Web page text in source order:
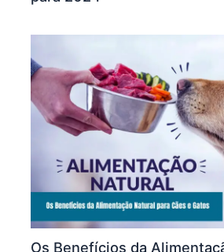
Os Benefícios da